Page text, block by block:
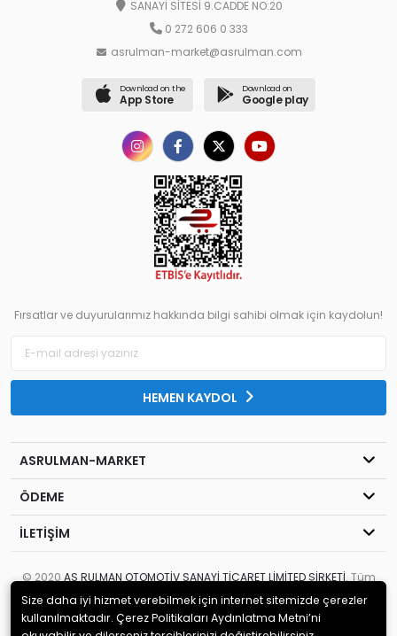
SANAYİ SİTESİ 9.CADDE NO:20
0 272 606 0 333
asrulman-market@asrulman.com
Download on the
App Store
Download on
Google play
Fırsatlar ve duyurularımız hakkında bilgi sahibi olmak için kaydolun!
HEMEN KAYDOL
ASRULMAN-MARKET
ÖDEME
İLETİŞİM
© 2020 AS RULMAN OTOMOTİV SANAYİ TİCARET LİMİTED ŞİRKETİ
. Tüm
Size daha iyi hizmet verebilmek için internet sitemizde çerezler
kullanılmaktadır. Çerez Politikaları Aydınlatma Metni’ni